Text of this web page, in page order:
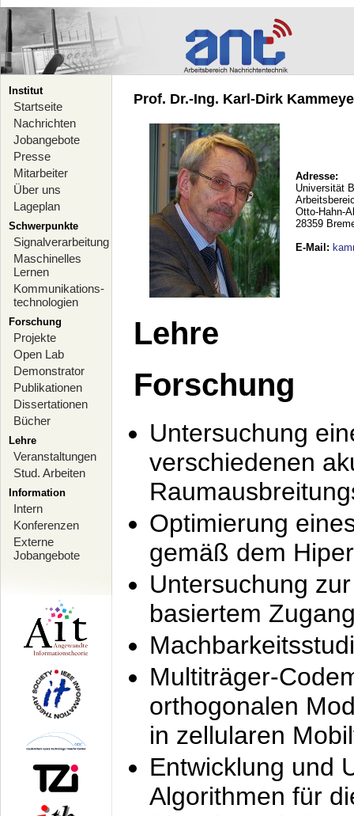
Institut
Startseite
Nachrichten
Jobangebote
Presse
Mitarbeiter
Über uns
Lageplan
Schwerpunkte
Signalverarbeitung
Maschinelles
Lernen
Kommunikations-
technologien
Forschung
Projekte
Open Lab
Demonstrator
Publikationen
Dissertationen
Bücher
Lehre
Veranstaltungen
Stud. Arbeiten
Information
Intern
Konferenzen
Externe
Jobangebote
Prof. Dr.-Ing. Karl-Dirk
Adresse:
Universität
Otto-Hahn-
28359
E-Mail :
Lehre
Forschung
Untersuchung
verschiedenen
Optimierung
gemäß dem
Untersuchung
basiertem
Multiträger-
orthogonalen
in zellularen
Entwicklung und
Algorithmen für